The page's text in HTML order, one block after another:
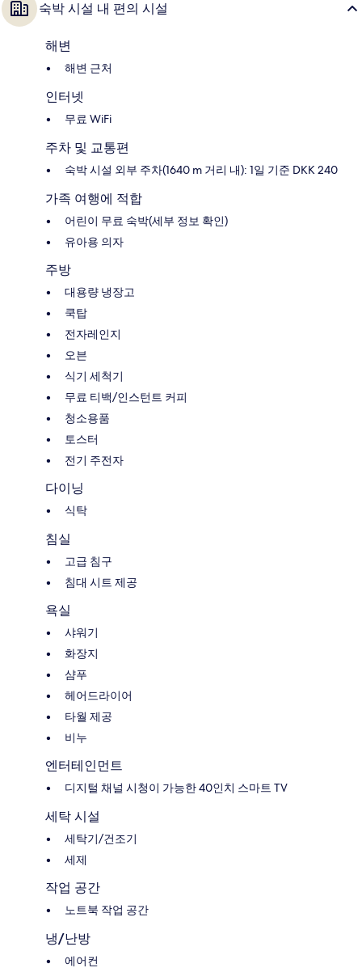
숙박 시설 내 편의 시설
해변
해변 근처
인터넷
무료 WiFi
주차 및 교통편
숙박 시설 외부 주차(1640 m 거리 내): 1일 기준 DKK 240
가족 여행에 적합
어린이 무료 숙박(세부 정보 확인)
유아용 의자
주방
대용량 냉장고
쿡탑
전자레인지
오븐
식기 세척기
무료 티백/인스턴트 커피
청소용품
토스터
전기 주전자
다이닝
식탁
침실
고급 침구
침대 시트 제공
욕실
샤워기
화장지
샴푸
헤어드라이어
타월 제공
비누
엔터테인먼트
디지털 채널 시청이 가능한 40인치 스마트 TV
세탁 시설
세탁기/건조기
세제
작업 공간
노트북 작업 공간
냉/난방
에어컨